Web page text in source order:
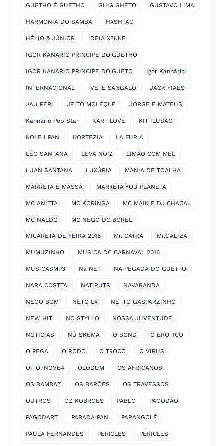
GUETHO É GUETHO GUIG GHETO GUSTAVO LIMA
HARMONIA DO SAMBA HASHTAG
HÉLIO & JÚNIOR IDEIA XEKKE
IGOR KANARIO PRINCIPE DO GUETHO
IGOR KANARIO PRINCIPE DO GUETO Igor Kannário
INTERNACIONAL IVETE SANGALO JACK FIAES
JAU PERI JEITO MOLEQUE JORGE E MATEUS
Kannário Pop Star KART LOVE KIT ILUSÃO
KOLE I PAN KORTEZIA LA FURIA
LÉO SANTANA LEVA NOIZ LIMÃO COM MEL
LUAN SANTANA LUXÚRIA MANIA DE TOALHA
MARRETA É MASSA MARRETA YOU PLANETA
MC ANITTA MC KORINGA MC MAIK E DJ CHACAL
MC NALDO MC NEGO DO BOREL
MICARETA DE FEIRA 2016 Mr. CATRA Mr.GALIZA
MUMUZINHO MUSICA DO CARNAVAL 2016
MUSICASMP3 Na NET NA PEGADA DO GUETTO
NARA COSTTA NATIRUTS NAVARANDA
NEGO BOM NETO LX NETTO GASPARZINHO
NEW HIT NO STYLLO NOSSA JUVENTUDE
NOTICIAS NÚ SKEMA O BOND O EROTICO
O PEGA O RODO O TROCO O VIRÚS
OITO7NOVE4 OLODUM OS AFRICANOS
OS BAMBAZ OS BARÕES OS TRAVESSOS
OUTROS OZ KOBROES PABLO PAGODÃO
PAGODART PARADA PAN PARANGOLÉ
PAULA FERNANDES PERICLES PÉRICLES